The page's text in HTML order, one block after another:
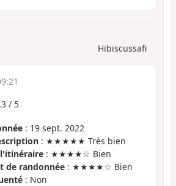
Hibiscussafi
/ 5
: 19 sept. 2022
: ★★★★★ Très bien
: ★★★★☆ Bien
de randonnée : ★★★★☆ Bien
: Non